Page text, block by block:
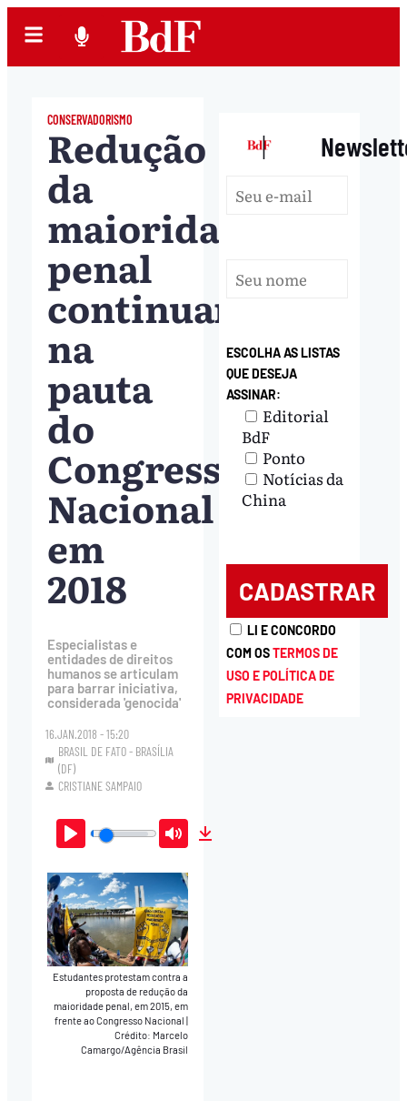
CONSERVADORISMO
Redução
da
maioridade
penal
continuará
na
pauta
do
Congresso
Nacional
em
2018
Especialistas e
entidades de direitos
humanos se articulam
para barrar iniciativa,
considerada 'genocida'
16.JAN.2018 - 15:20
BRASIL DE FATO - BRASÍLIA
(DF)
CRISTIANE SAMPAIO
Play Mute
Estudantes protestam contra a
proposta de redução da
maioridade penal, em 2015, em
frente ao Congresso Nacional
Crédito: Marcelo
Camargo/Agência Brasil
|
ESCOLHA AS LISTAS
QUE DESEJA
ASSINAR:
Editorial
BdF
Ponto
Notícias da
China
LI E CONCORDO
COM OSTERMOS DE
USO E POLÍTICA DE
PRIVACIDADE